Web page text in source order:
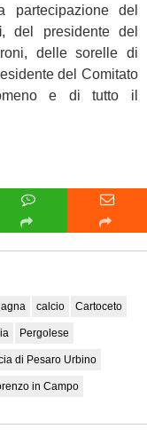
del
, del presidente del
delle sorelle di
del Comitato
e di tutto il
calcio Cartoceto
Pergolese
di Pesaro Urbino
in Campo